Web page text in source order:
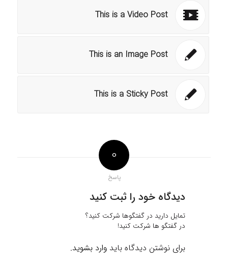
This is a Video Post
This is an Image Post
This is a Sticky Post
0
پاسخ
دیدگاه خود را ثبت کنید
تمایل دارید در گفتگوها شرکت کنید؟
در گفتگو ها شرکت کنید!
برای نوشتن دیدگاه باید وارد بشوید.